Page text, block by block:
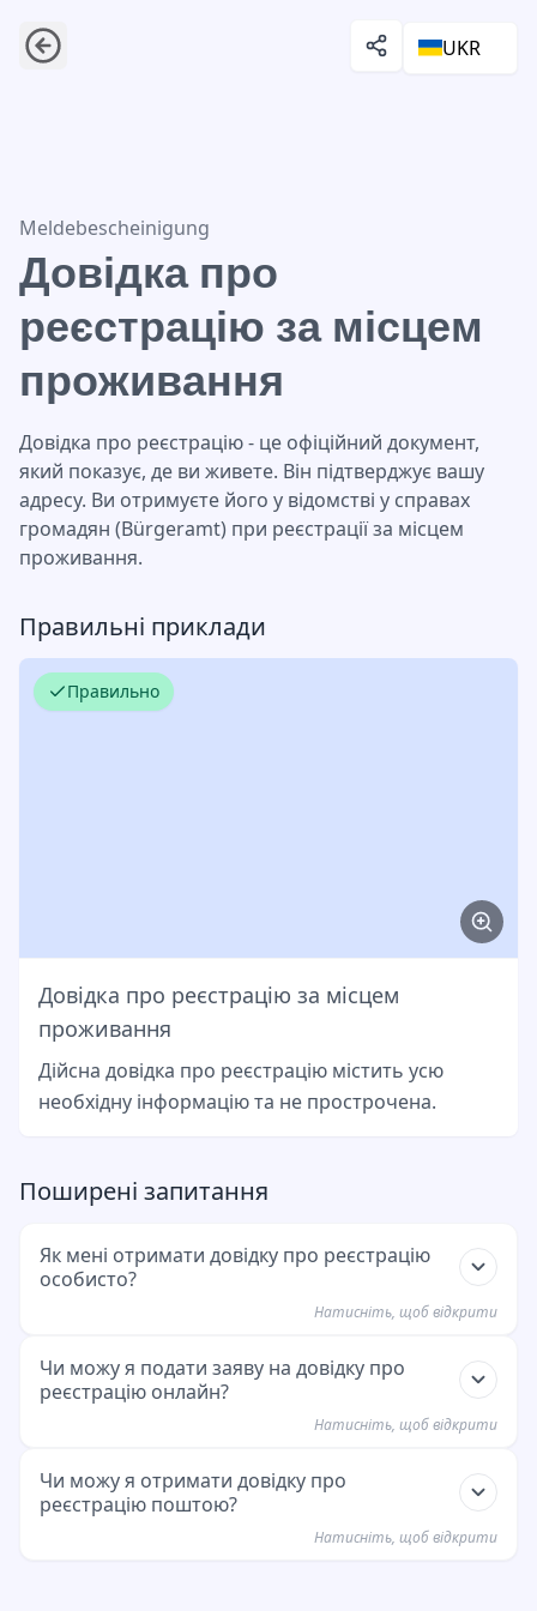
UKR
Довідка про реєстрацію за місцем проживання
Meldebescheinigung
Довідка про
реєстрацію за місцем
проживання
Довідка про реєстрацію - це офіційний документ,
який показує, де ви живете. Він підтверджує вашу
адресу. Ви отримуєте його у відомстві у справах
громадян (Bürgeramt) при реєстрації за місцем
проживання.
Правильні приклади
Правильно
Довідка про реєстрацію за місцем
проживання
Дійсна довідка про реєстрацію містить усю
необхідну інформацію та не прострочена.
Поширені запитання
Як мені отримати довідку про реєстрацію
особисто?
Натисніть, щоб відкрити
Ви можете подати заяву на отримання довідки
про реєстрацію особисто у відомстві у справах
громадян або ратуші вашого міста. Візьміть із
паспорт. Збір зазвичай становить 5-10 євро.
Чи можу я подати заяву на довідку про
реєстрацію онлайн?
Натисніть, щоб відкрити
Багато міст пропонують подання заяви онлайн
через свій сервісний портал. Зазвичай вам
знадобиться посвідчення особи з функцією
Чи можу я отримати довідку про
реєстрацію поштою?
Натисніть, щоб відкрити